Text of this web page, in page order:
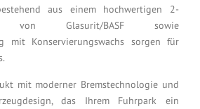
aus einem hochwertigen 2-
von Glasurit/BASF sowie
mit Konservierungswachs sorgen für
mit moderner Bremstechnologie und
das Ihrem Fuhrpark ein